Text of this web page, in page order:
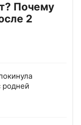
Почему
2
родней